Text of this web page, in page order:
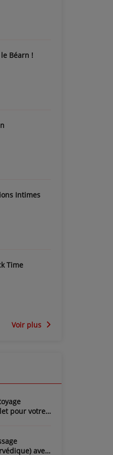
Béarn !
Intimes
Time
Voir plus
pour votre
avec